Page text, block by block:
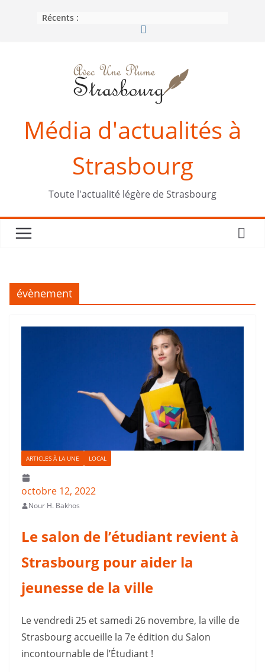
Récents :
Média d'actualités à
Strasbourg
Toute l'actualité légère de Strasbourg
évènement
ARTICLES À LA UNE LOCAL
octobre 12, 2022
Nour H. Bakhos
Le salon de l’étudiant revient à
Strasbourg pour aider la
jeunesse de la ville
Le vendredi 25 et samedi 26 novembre, la ville de
Strasbourg accueille la 7e édition du Salon
incontournable de l’Étudiant !